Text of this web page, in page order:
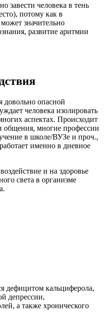
завести человека в тень
потому как в
значительно
развитие аритмии
довольно опасной
человека изолировать
аспектах. Происходит
общения, многие профессии
в школе/ВУЗе и проч.,
именно в дневное
и на здоровье
света в организме
дефицитом кальциферола,
депрессии,
а также хронического